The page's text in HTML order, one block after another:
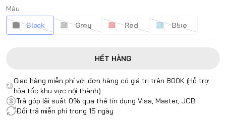
Màu
Black
Grey Red Blue
HẾT HÀNG
Giao hàng miễn phí với đơn hàng có giá trị trên 800K (Hỗ trợ
hỏa tốc khu vực nội thành)
Trả góp lãi suất 0% qua thẻ tín dụng Visa, Master, JCB
Đổi trả miễn phí trong 15 ngày